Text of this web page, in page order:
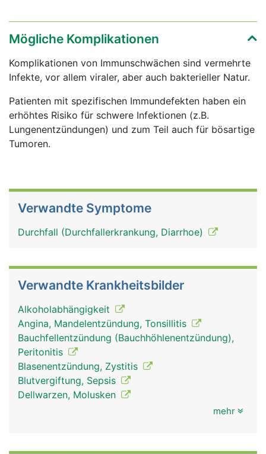
Mögliche Komplikationen
Komplikationen von Immunschwächen sind vermehrte
Infekte, vor allem viraler, aber auch bakterieller Natur.
Patienten mit spezifischen Immundefekten haben ein
erhöhtes Risiko für schwere Infektionen (z.B.
Lungenentzündungen) und zum Teil auch für bösartige
Tumoren.
Verwandte Symptome
Durchfall (Durchfallerkrankung, Diarrhoe)
Verwandte Krankheitsbilder
Alkoholabhängigkeit
Angina, Mandelentzündung, Tonsillitis
Bauchfellentzündung (Bauchhöhlenentzündung),
Peritonitis
Blasenentzündung, Zystitis
Blutvergiftung, Sepsis
Dellwarzen, Molusken
mehr